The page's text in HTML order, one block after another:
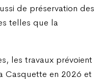
de préservation des
telles que la
les travaux prévoient
Casquette en 2026 et